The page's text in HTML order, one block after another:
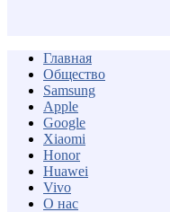
Главная
Общество
Samsung
Apple
Google
Xiaomi
Honor
Huawei
Vivo
О нас